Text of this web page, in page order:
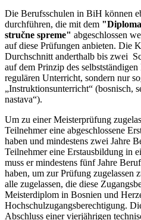
Die Berufsschulen in BiH können
durchführen, die mit dem "Diploma
stručne spreme" abgeschlossen
auf diese Prüfungen anbieten. Die
Durchschnitt anderthalb bis zwei
auf dem Prinzip des
regulären Unterricht, sondern nur
„Instruktionsunterricht“ (bosnisch,
nastava“).
Um zu einer Meisterprüfung
Teilnehmer eine abgeschlossene
haben und mindestens zwei Jahre
Teilnehmer eine Erstausbildung in
muss er mindestens fünf Jahre
haben, um zur Prüfung zugelassen
alle zugelassen, die diese
Meisterdiplom in Bosnien und
Hochschulzugangsberechtigung.
Abschluss einer vierjährigen